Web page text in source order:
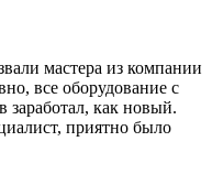
мастера из компании
все оборудование с
заработал, как новый.
приятно было